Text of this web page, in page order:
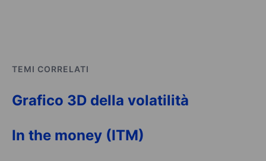
TEMI CORRELATI
Grafico 3D della volatilità
In the money (ITM)